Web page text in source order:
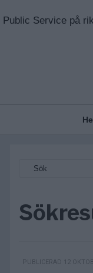
Public Service på
PUBLICERAD 12